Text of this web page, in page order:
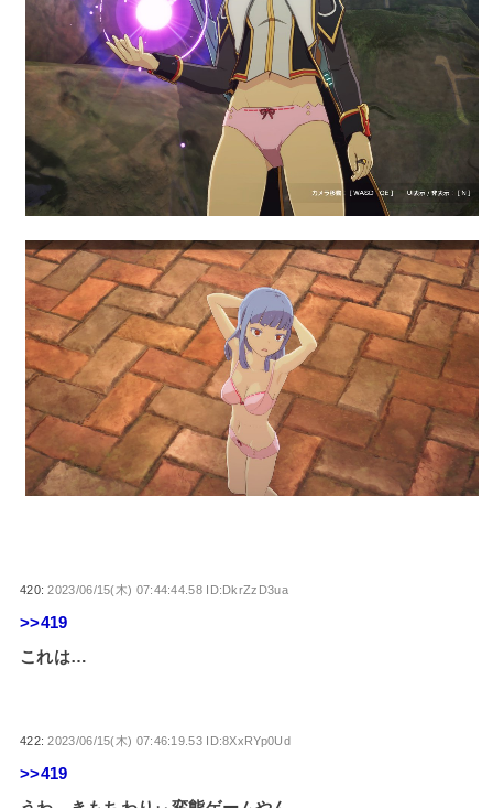
420:2023/06/15(木) 07:44:44.58 ID:DkrZzD3ua
>>419
これは…
422:2023/06/15(木) 07:46:19.53 ID:8XxRYp0Ud
>>419